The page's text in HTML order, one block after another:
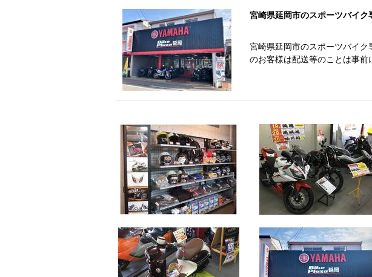
宮崎県延岡市のスポーツバイク
宮崎県延岡市のスポーツバイ
のお客様は配送等のことは事前